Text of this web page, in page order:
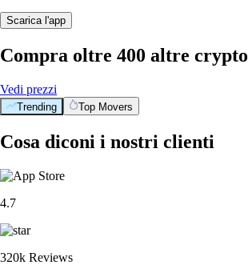
Scarica l'app
Compra oltre 400 altre crypto
Vedi prezzi
Trending Top Movers
Cosa diconi i nostri clienti
4.7
320k Reviews